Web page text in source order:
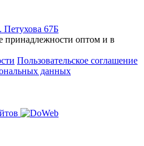
Петухова 67Б
принадлежности оптом и в
Пользовательское соглашение
данных